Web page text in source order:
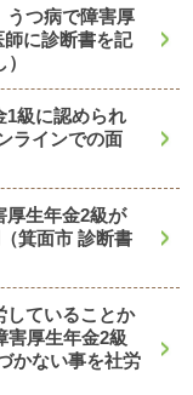
うつ病で障害厚
に診断書を記
1級に認められ
ラインでの面
厚生年金2級が
箕面市 診断書
していることか
害厚生年金2級
かない事を社労